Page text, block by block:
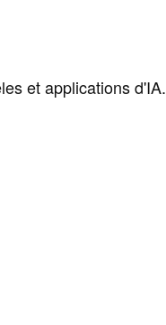
et applications d'IA.